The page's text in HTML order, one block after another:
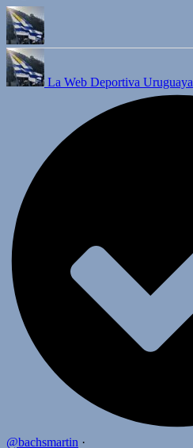
La Web Deportiva Uruguaya
@bachsmartin ·